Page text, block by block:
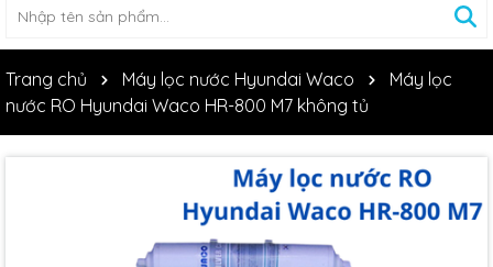
Trang chủ Máy lọc nước Hyundai Waco
Máy lọc
nước RO Hyundai Waco HR-800 M7 không tủ